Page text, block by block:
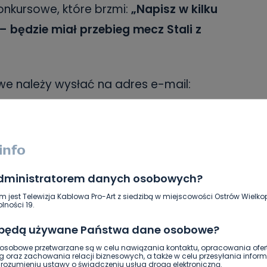
danych osobowych?
jest Telewizja Kablowa Pro-Art z siedzibą w miejscowości Ostrów
19.
używane Państwa dane osobowe?
przetwarzane są w celu nawiązania kontaktu, opracowania
oraz zachowania relacji biznesowych, a także w celu przesyłania
ustawy o świadczeniu usług drogą elektroniczną.
które brzmi: „Napisz w kilku
miał przebieg mecz Stali z
należy wysłać na adres e-mail:
„Anwil”. W treści – oprócz
oraz swój adres zamieszkania
który jest wymagany do
30 października 2024 roku (godz.